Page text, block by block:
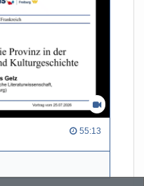
55:13